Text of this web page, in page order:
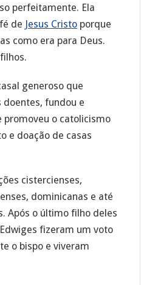
perfeitamente. Ela
de Jesus Cristo porque
como era para Deus.
generoso que
doentes, fundou e
promoveu o catolicismo
e doação de casas
cistercienses,
dominicanas e até
Após o último filho deles
fizeram um voto
o bispo e viveram